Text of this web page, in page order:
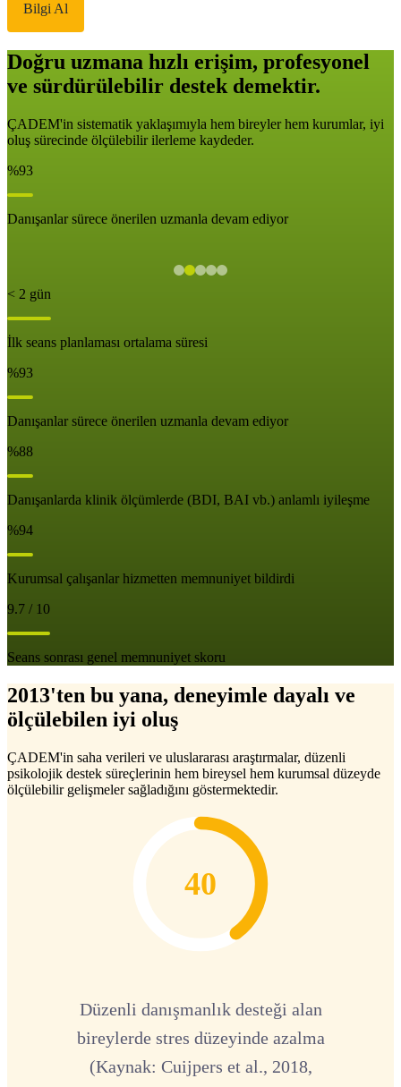
Bilgi Al
Doğru uzmana hızlı erişim, profesyonel
ve sürdürülebilir destek demektir.
ÇADEM'in sistematik yaklaşımıyla hem bireyler hem kurumlar, iyi
oluş sürecinde ölçülebilir ilerleme kaydeder.
%93
Danışanlar sürece önerilen uzmanla devam ediyor
< 2 gün
İlk seans planlaması ortalama süresi
%93
Danışanlar sürece önerilen uzmanla devam ediyor
%88
Danışanlarda klinik ölçümlerde (BDI, BAI vb.) anlamlı iyileşme
%94
Kurumsal çalışanlar hizmetten memnuniyet bildirdi
9.7 / 10
Seans sonrası genel memnuniyet skoru
2013'ten bu yana, deneyimle dayalı ve
ölçülebilen iyi oluş
ÇADEM'in saha verileri ve uluslararası araştırmalar, düzenli
psikolojik destek süreçlerinin hem bireysel hem kurumsal düzeyde
ölçülebilir gelişmeler sağladığını göstermektedir.
40
Düzenli danışmanlık desteği alan
bireylerde stres düzeyinde azalma
(Kaynak: Cuijpers et al., 2018,